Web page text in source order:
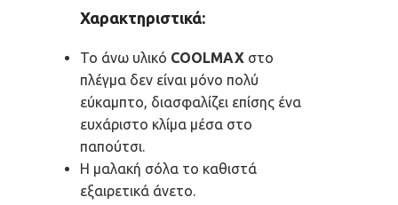
Χαρακτηριστικά:
Το άνω υλικό COOLMAX στο
πλέγμα δεν είναι μόνο πολύ
εύκαμπτο, διασφαλίζει επίσης ένα
ευχάριστο κλίμα μέσα στο
παπούτσι.
Η μαλακή σόλα το καθιστά
εξαιρετικά άνετο.